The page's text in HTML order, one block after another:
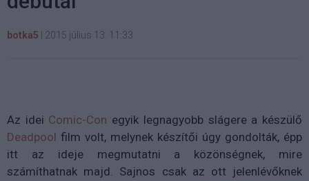
botka5 2015 július 13. 11:33
Az idei Comic-Con egyik legnagyobb slágere a készülő
Deadpool film volt, melynek készítői úgy gondolták, épp
itt az ideje megmutatni a közönségnek, mire
számíthatnak majd. Sajnos csak az ott jelenlévőknek